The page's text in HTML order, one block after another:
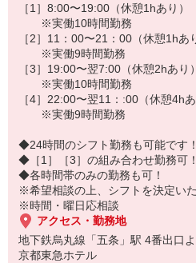
［1］8:00〜19:00（休憩1hあり）
※実働10時間勤務
［2］11：00〜21：00（休憩1hあ
※実働9時間勤務
［3］19:00〜翌7:00（休憩2hあり）
※実働10時間勤務
［4］22:00〜翌11：:00（休憩4hあ
※実働9時間勤務
◆24時間のシフト勤務も可能です！
◆［1］［3］の組み合わせ勤務可！
◆各時間帯のみの勤務も可！
※希望相談の上、シフトを決定いた
※時間・曜日応相談
アクセス・勤務地
地下鉄烏丸線「五条」駅 4番出口
京都東急ホテル